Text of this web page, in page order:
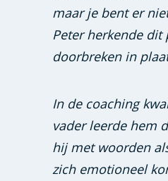
maar je bent er
Peter herkende
doorbreken in
In de coaching
vader leerde hem
hij met woorden
zich emotioneel